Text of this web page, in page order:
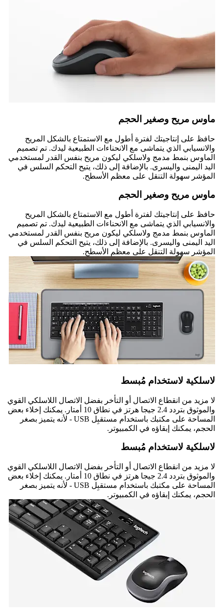
ماوس مريح وصغير الحجم
حافظ على إنتاجيتك لفترة أطول مع الاستمتاع بالشكل المريح
والانسيابي الذي يتماشى مع الانحناءات الطبيعية ليدك. تم تصميم
الماوس بنمط مدمج ولاسلكي ليكون مريح بنفس القدر لمستخدمي
اليد اليمنى واليسرى. بالإضافة إلى ذلك، يتيح التحكم السلس في
المؤشر سهولة التنقل على معظم الأسطح.
ماوس مريح وصغير الحجم
حافظ على إنتاجيتك لفترة أطول مع الاستمتاع بالشكل المريح
والانسيابي الذي يتماشى مع الانحناءات الطبيعية ليدك. تم تصميم
الماوس بنمط مدمج ولاسلكي ليكون مريح بنفس القدر لمستخدمي
اليد اليمنى واليسرى. بالإضافة إلى ذلك، يتيح التحكم السلس في
المؤشر سهولة التنقل على معظم الأسطح.
لاسلكية لاستخدام مُبسط
لا مزيد من انقطاع الاتصال أو التأخر بفضل الاتصال اللاسلكي القوي
والموثوق بتردد 2.4 جيجا هرتز في نطاق 10 أمتار. يمكنك إخلاء بعض
المساحة على مكتبك باستخدام مستقبِل USB - لأنه يتميز بصغر
الحجم، يمكنك إبقاؤه في الكمبيوتر.
لاسلكية لاستخدام مُبسط
لا مزيد من انقطاع الاتصال أو التأخر بفضل الاتصال اللاسلكي القوي
والموثوق بتردد 2.4 جيجا هرتز في نطاق 10 أمتار. يمكنك إخلاء بعض
المساحة على مكتبك باستخدام مستقبِل USB - لأنه يتميز بصغر
الحجم، يمكنك إبقاؤه في الكمبيوتر.